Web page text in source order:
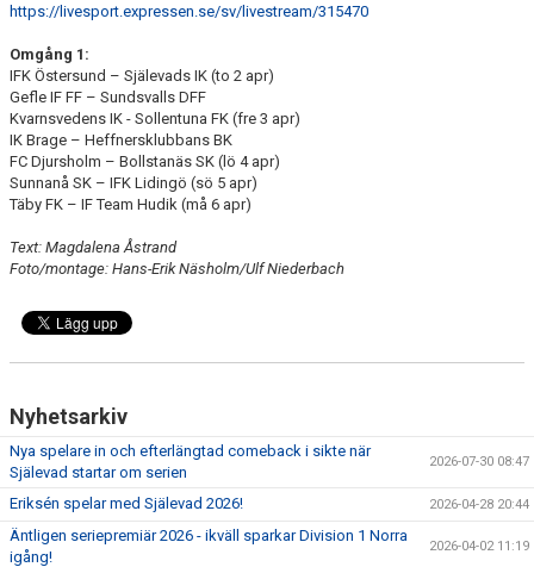
https://livesport.expressen.se/sv/livestream/315470
Omgång 1:
IFK Östersund – Själevads IK (to 2 apr)
Gefle IF FF – Sundsvalls DFF
Kvarnsvedens IK - Sollentuna FK (fre 3 apr)
IK Brage – Heffnersklubbans BK
FC Djursholm – Bollstanäs SK (lö 4 apr)
Sunnanå SK – IFK Lidingö (sö 5 apr)
Täby FK – IF Team Hudik (må 6 apr)
Text: Magdalena Åstrand
Foto/montage: Hans-Erik Näsholm/Ulf Niederbach
Nyhetsarkiv
Nya spelare in och efterlängtad comeback i sikte när
Själevad startar om serien
2026-07-30 08:47
Eriksén spelar med Själevad 2026! 2026-04-28 20:44
Äntligen seriepremiär 2026 - ikväll sparkar Division 1 Norra
igång!
2026-04-02 11:19